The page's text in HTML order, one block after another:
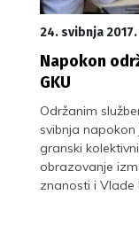
24. svibnja 2017.
Napokon
GKU
Održanim
svibnja
granski
obrazovanje
znanosti i Vlade